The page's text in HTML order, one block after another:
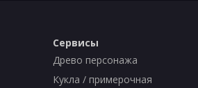
Сервисы
Древо персонажа
Кукла / примерочная